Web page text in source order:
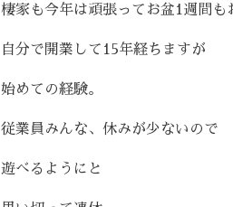
棲家も今年は頑張ってお盆1 週間も
自分で開業して 15年経ちますが
始めての経験。
従業員みんな、休みが少ないので
遊べるようにと